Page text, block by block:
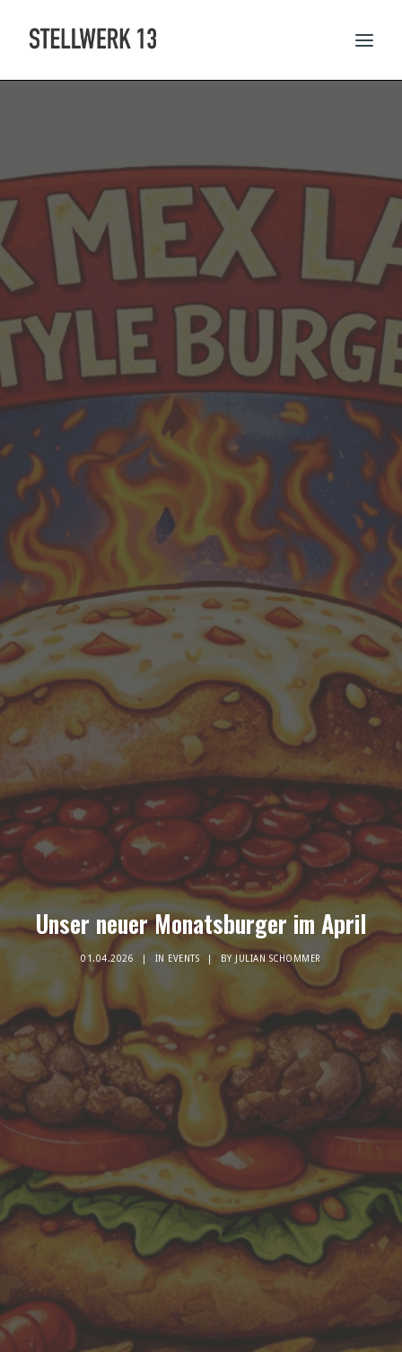
RESERVIERUNG
THEMENABENDE
FEIERN IM STELLWERK
CATERING UND EPPELS
Unser neuer Monatsburger im April
01.04.2026 IN EVENTS BY JULIAN SCHOMMER